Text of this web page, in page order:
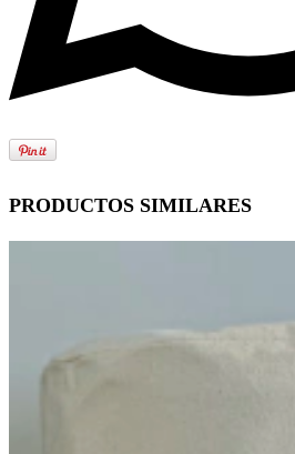
PRODUCTOS SIMILARES